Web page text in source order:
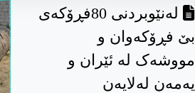
لەنێوبردنی 80فڕۆکەی
بێ فڕۆکەوان و
مووشەک لە ئێران و
یەمەن لەلایەن